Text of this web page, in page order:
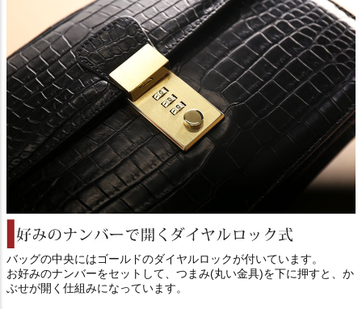
バッグの中央にはゴールドのダイヤルロックが付いています。
お好みのナンバーをセットして、つまみ(丸い金具)を下に押すと、か
ぶせが開く仕組みになっています。